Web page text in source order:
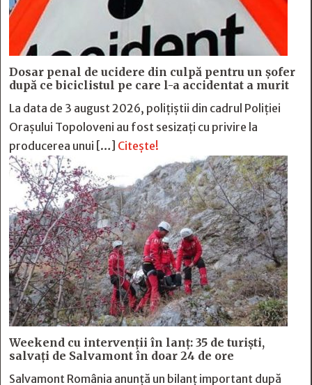
Dosar penal de ucidere din culpă pentru un șofer
după ce biciclistul pe care l-a accidentat a murit
La data de 3 august 2026, polițiștii din cadrul Poliției
Orașului Topoloveni au fost sesizați cu privire la
producerea unui […] Citește!
Weekend cu intervenții în lanț: 35 de turiști,
salvați de Salvamont în doar 24 de ore
Salvamont România anunță un bilanț important după